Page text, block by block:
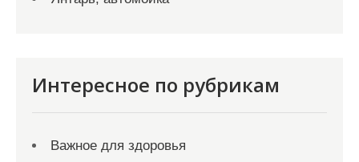
Интересное по рубрикам
Важное для здоровья